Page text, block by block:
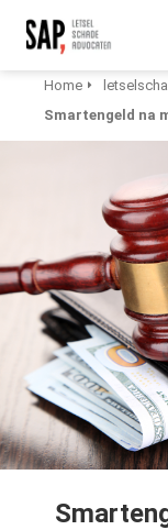
Home
Smartengeld na